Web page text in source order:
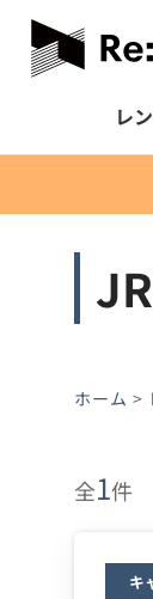
レ
ホーム >
全1件
キ